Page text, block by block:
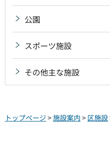
公園
スポーツ施設
その他主な施設
トップページ >施設案内 > 区施設